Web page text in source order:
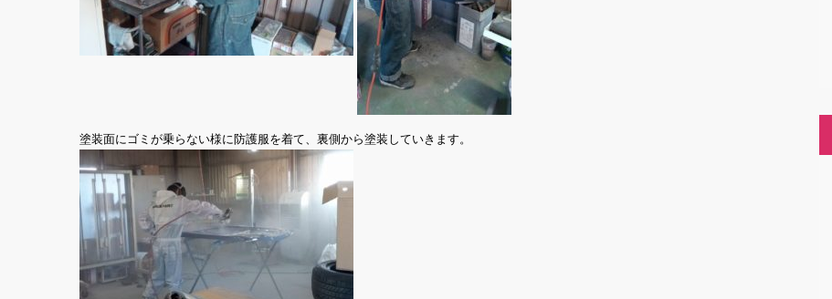
塗装面にゴミが乗らない様に防護服を着て、裏側から塗装していきます。